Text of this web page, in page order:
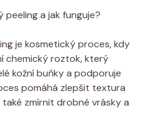
peeling⁤ a jak funguje?
je‌ kosmetický⁢ proces, kdy​
chemický roztok, který
kožní buňky a podporuje
pomáhá zlepšit ⁣textura
zmírnit drobné⁢ vrásky a